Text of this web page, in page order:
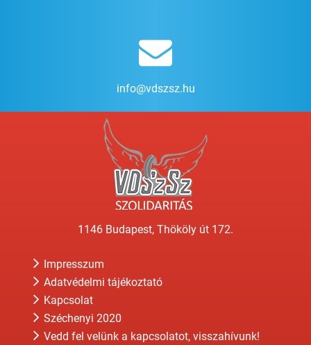
info@vdszsz.hu
1146 Budapest, Thököly út 172.
Impresszum
Adatvédelmi tájékoztató
Kapcsolat
Széchenyi 2020
Vedd fel velünk a kapcsolatot, visszahívunk!